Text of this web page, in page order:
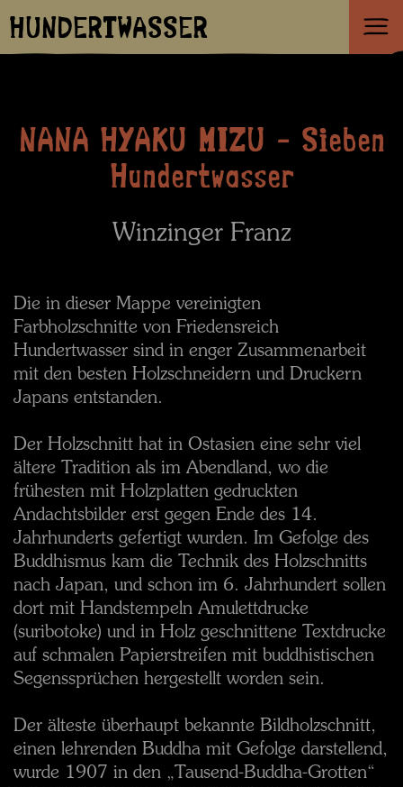
HUNDERTWASSER
NANA HYAKU MIZU - Sieben
Hundertwasser
Winzinger Franz
Die in dieser Mappe vereinigten
Farbholzschnitte von Friedensreich
Hundertwasser sind in enger Zusammenarbeit
mit den besten Holzschneidern und Druckern
Japans entstanden.
Der Holzschnitt hat in Ostasien eine sehr viel
ältere Tradition als im Abendland, wo die
frühesten mit Holzplatten gedruckten
Andachtsbilder erst gegen Ende des 14.
Jahrhunderts gefertigt wurden. Im Gefolge des
Buddhismus kam die Technik des Holzschnitts
nach Japan, und schon im 6. Jahrhundert sollen
dort mit Handstempeln Amulettdrucke
(suribotoke) und in Holz geschnittene Textdrucke
auf schmalen Papierstreifen mit buddhistischen
Segenssprüchen hergestellt worden sein.
Der älteste überhaupt bekannte Bildholzschnitt,
einen lehrenden Buddha mit Gefolge darstellend,
wurde 1907 in den „Tausend-Buddha-Grotten“